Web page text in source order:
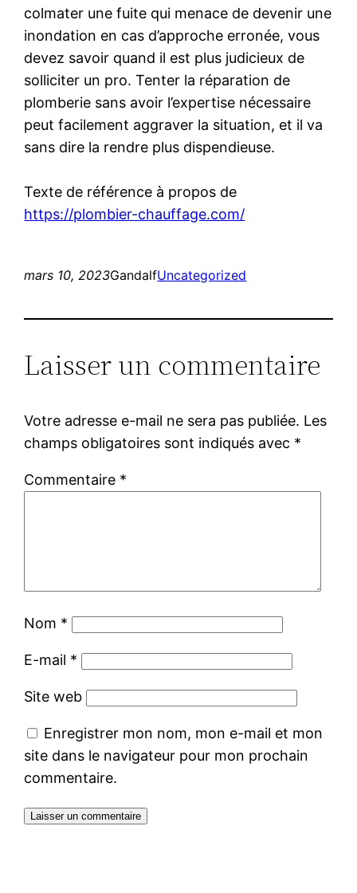
colmater une fuite qui menace de devenir une
inondation en cas d’approche erronée, vous
devez savoir quand il est plus judicieux de
solliciter un pro. Tenter la réparation de
plomberie sans avoir l’expertise nécessaire
peut facilement aggraver la situation, et il va
sans dire la rendre plus dispendieuse.
Texte de référence à propos de
https://plombier-chauffage.com/
mars 10, 2023GandalfUncategorized
Laisser un commentaire
Votre adresse e-mail ne sera pas publiée. Les
champs obligatoires sont indiqués avec *
Commentaire *
Nom *
E-mail *
Site web
Enregistrer mon nom, mon e-mail et mon
site dans le navigateur pour mon prochain
commentaire.